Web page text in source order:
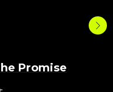
Promise